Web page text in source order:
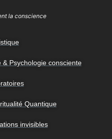
la conscience
Psychologie consciente
Quantique
invisibles